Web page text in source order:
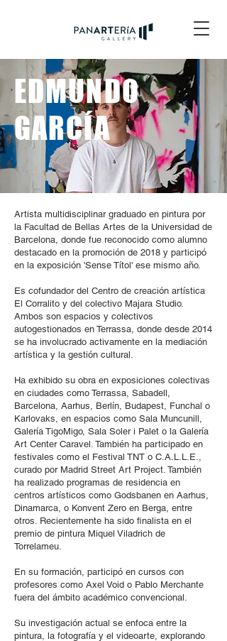
EDMUNDO
GARCÍA
Artista multidisciplinar graduado en pintura por
la Facultad de Bellas Artes de la Universidad de
Barcelona, donde fue reconocido como alumno
destacado en la promoción de 2018 y participó
en la exposición 'Sense Títol' ese mismo año.
Es cofundador del Centro de creación artística
El Corralito y del colectivo Majara Studio.
Ambos son espacios y colectivos
autogestionados en Terrassa, donde desde 2014
se ha involucrado activamente en la mediación
artística y la gestión cultural.
Ha exhibido su obra en exposiciones colectivas
en ciudades como Terrassa, Sabadell,
Barcelona, Aarhus, Berlín, Budapest, Funchal o
Karlovaks, en espacios como Sala Muncunill,
Galería TigoMigo, Sala Soler i Palet o la Galería
Art Center Caravel. También ha participado en
festivales como el Festival TNT o C.A.L.L.E.,
curado por Madrid Street Art Project. También
ha realizado programas de residencia en
centros artísticos como Godsbanen en Aarhus,
Dinamarca, o Konvent Zero en Berga, entre
otros. Recientemente ha sido finalista en el
premio de pintura Miquel Viladrich de
Torrelameu.
En su formación, participó en cursos con
profesores como Axel Void o Pablo Merchante
fuera del ámbito académico convencional.
Su investigación actual se enfoca entre la
pintura, la fotografía y el videoarte, explorando